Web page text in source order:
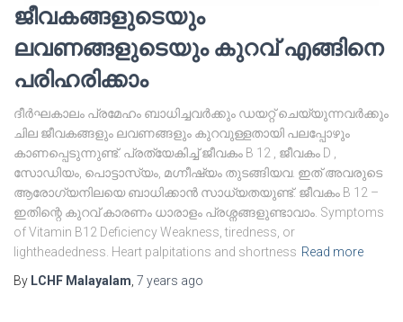
ജീവകങ്ങളുടെയും
ലവണങ്ങളുടെയും കുറവ് എങ്ങിനെ
പരിഹരിക്കാം
ദീർഘകാലം പ്രമേഹം ബാധിച്ചവർക്കും ഡയറ്റ് ചെയ്യുന്നവർക്കും
ചില ജീവകങ്ങളും ലവണങ്ങളും കുറവുള്ളതായി പലപ്പോഴും
കാണപ്പെടുന്നുണ്ട്. പ്രത്യേകിച്ച് ജീവകം B 12 , ജീവകം D ,
സോഡിയം, പൊട്ടാസ്യം, മഗ്നീഷ്യം തുടങ്ങിയവ. ഇത് അവരുടെ
ആരോഗ്യനിലയെ ബാധിക്കാൻ സാധ്യതയുണ്ട്. ജീവകം B 12 –
ഇതിന്റെ കുറവ് കാരണം ധാരാളം പ്രശ്നങ്ങളുണ്ടാവാം. Symptoms
of Vitamin B12 Deficiency Weakness, tiredness, or
lightheadedness. Heart palpitations and shortness Read more
By LCHF Malayalam, 7 years ago